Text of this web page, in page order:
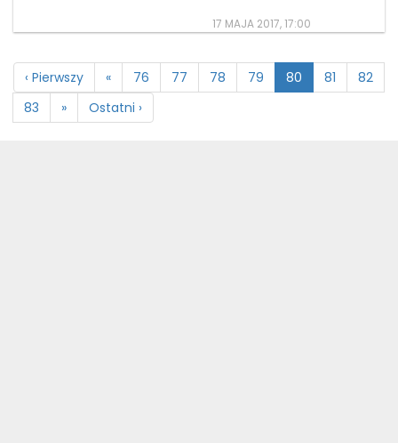
17 MAJA 2017, 17:00
‹ Pierwszy « 76 77 78 79 80 81
82
83
» Ostatni ›